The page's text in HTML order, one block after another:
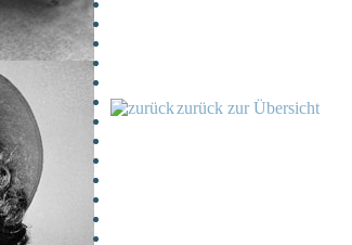
zurück zur Übersicht